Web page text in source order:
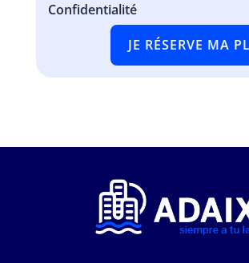
Confidentialité
JE RÉSERVE MA